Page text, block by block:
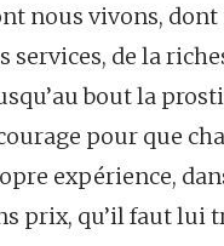
nous vivons, dont
de la
bout la
pour que
expérience,
prix, qu’il faut lui